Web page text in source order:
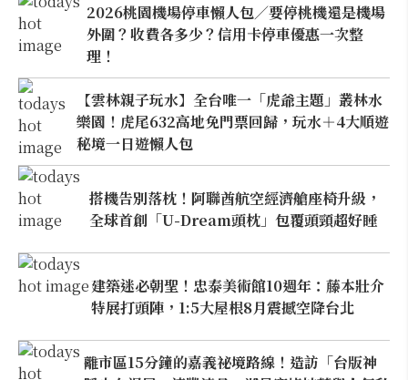
2026桃園機場停車懶人包／要停桃機還是機場
外圍？收費各多少？信用卡停車優惠一次整
理！
【雲林親子玩水】全台唯一「虎爺主題」叢林水
樂園！虎尾632高地免門票回歸，玩水＋4大順遊
秘境一日遊懶人包
搭機告別落枕！阿聯酋航空經濟艙座椅升級，
全球首創「U-Dream頭枕」包覆頭頸超好睡
建築迷必朝聖！忠泰美術館10週年：藤本壯介
特展打頭陣，1:5大屋根8月震撼空降台北
離市區15分鐘的嘉義祕境路線！造訪「台版神